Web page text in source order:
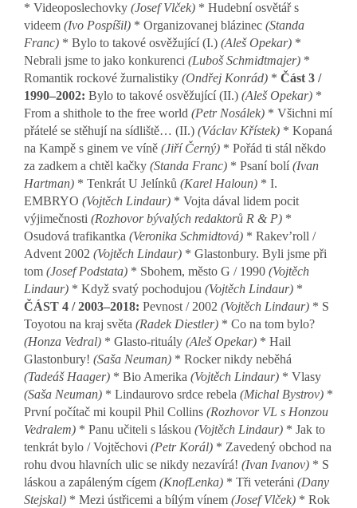
* Videoposlechovky (Josef Vlček) * Hudební osvětář s
videem (Ivo Pospíšil) * Organizovanej blázinec (Standa
Franc) * Bylo to takové osvěžující (I.) (Aleš Opekar) *
Nebrali jsme to jako konkurenci (Luboš Schmidtmajer) *
Romantik rockové žurnalistiky (Ondřej Konrád) * Část 3 /
1990–2002: Bylo to takové osvěžující (II.) (Aleš Opekar) *
From a shithole to the free world (Petr Nosálek) * Všichni mí
přátelé se stěhují na sídliště… (II.) (Václav Křístek) * Kopaná
na Kampě s ginem ve víně (Jiří Černý) * Pořád ti stál někdo
za zadkem a chtěl kačky (Standa Franc) * Psaní bolí(Ivan
Hartman) * Tenkrát U Jelínků (Karel Haloun) * I.
EMBRYO (Vojtěch Lindaur) * Vojta dával lidem pocit
výjimečnosti (Rozhovor bývalých redaktorů R & P) *
Osudová trafikantka (Veronika Schmidtová) * Rakev’roll /
Advent 2002 (Vojtěch Lindaur) * Glastonbury. Byli jsme při
tom (Josef Podstata) * Sbohem, město G / 1990 (Vojtěch
Lindaur) * Když svatý pochodujou (Vojtěch Lindaur) *
ČÁST 4 / 2003–2018: Pevnost / 2002 (Vojtěch Lindaur) * S
Toyotou na kraj světa (Radek Diestler) * Co na tom bylo?
(Honza Vedral) * Glasto-rituály (Aleš Opekar) * Hail
Glastonbury! (Saša Neuman) * Rocker nikdy neběhá
(Tadeáš Haager) * Bio Amerika (Vojtěch Lindaur) * Vlasy
(Saša Neuman) * Lindaurovo srdce rebela (Michal Bystrov) *
První počítač mi koupil Phil Collins (Rozhovor VL s Honzou
Vedralem) * Panu učiteli s láskou (Vojtěch Lindaur) * Jak to
tenkrát bylo / Vojtěchovi (Petr Korál) * Zavedený obchod na
rohu dvou hlavních ulic se nikdy nezavírá! (Ivan Ivanov) * S
láskou a zapáleným cígem (KnofLenka) * Tři veteráni (Dany
Stejskal) * Mezi ústřicemi a bílým vínem (Josef Vlček) * Rok